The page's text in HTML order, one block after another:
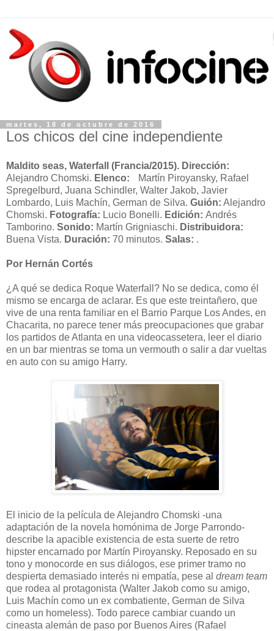
martes, 18 de octubre de 2016
Los chicos del cine independiente
Maldito seas, Waterfall
(Francia/2015). Dirección:
Alejandro Chomski. Elenco: Martín Piroyansky, Rafael
Spregelburd, Juana Schindler, Walter Jakob, Javier
Lombardo, Luis Machín, German de Silva. Guión: Alejandro
Chomski. Fotografía: Lucio Bonelli. Edición: Andrés
Tamborino. Sonido: Martín Grigniaschi. Distribuidora:
Buena Vista. Duración: 70 minutos. Salas: .
Por Hernán Cortés
¿A qué se dedica Roque Waterfall? No se dedica, como él
mismo se encarga de aclarar. Es que este treintañero, que
vive de una renta familiar en el Barrio Parque Los Andes, en
Chacarita, no parece tener más preocupaciones que grabar
los partidos de Atlanta en una videocassetera, leer el diario
en un bar mientras se toma un vermouth o salir a dar vueltas
en auto con su amigo Harry.
El inicio de la película de Alejandro Chomski -una
adaptación de la novela homónima de Jorge Parrondo-
describe la apacible existencia de esta suerte de retro
hipster encarnado por Martín Piroyansky. Reposado en su
tono y monocorde en sus diálogos, ese primer tramo no
despierta demasiado interés ni empatía, pese al dream team
que rodea al protagonista (Walter Jakob como su amigo,
Luis Machín como un ex combatiente, German de Silva
como un homeless). Todo parece cambiar cuando un
cineasta alemán de paso por Buenos Aires (Rafael